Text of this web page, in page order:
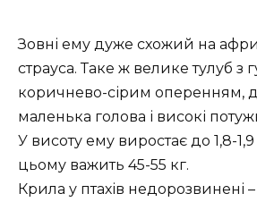
Зовні ему дуже схожий на
страуса. Таке ж велике тулуб з
коричнево-сірим оперенням,
маленька голова і високі
У висоту ему виростає до 1,8-
цьому важить 45-55 кг.
Крила у птахів недорозвинені